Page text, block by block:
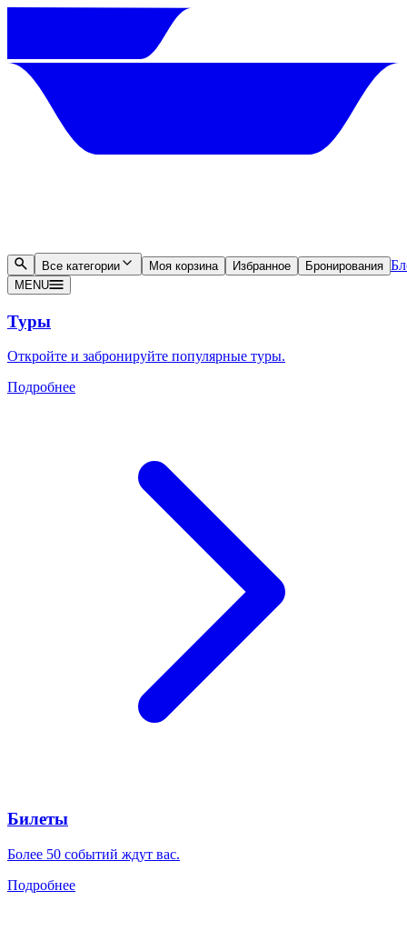
Все категории Моя корзина Избранное Бронирования
MENU
Туры
Откройте и забронируйте популярные туры.
Подробнее
Билеты
Более 50 событий ждут вас.
Подробнее